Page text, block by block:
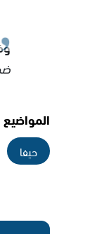
المواضيع
حيفا